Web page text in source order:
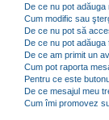
De ce nu pot adăuga
Cum modific sau
De ce nu pot să
De ce nu pot adăuga
De ce am primit un
Cum pot raporta
Pentru ce este
De ce mesajul meu
Cum îmi promovez